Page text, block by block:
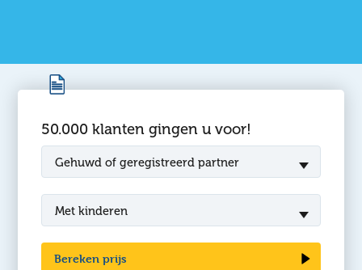
50.000 klanten gingen u voor!
Gehuwd of geregistreerd partner
Met kinderen
Bereken prijs